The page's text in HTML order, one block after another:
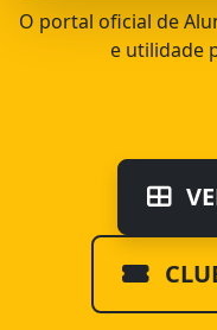
O portal oficial de
e utilidade